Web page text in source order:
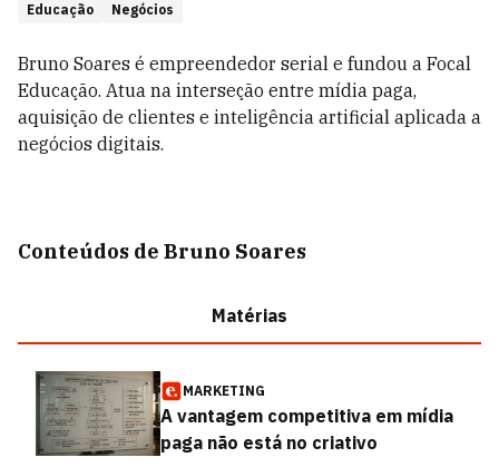
Educação Negócios
Bruno Soares é empreendedor serial e fundou a Focal
Educação. Atua na interseção entre mídia paga,
aquisição de clientes e inteligência artificial aplicada a
negócios digitais.
Conteúdos de Bruno Soares
Matérias
MARKETING
A vantagem competitiva em mídia
paga não está no criativo